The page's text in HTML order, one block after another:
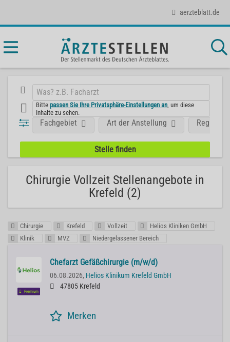
aerzteblatt.de
Bittepassen Sie Ihre Privatsphäre-Einstellungen an , um diese
Inhalte zu sehen.
Fachgebiet Art der Anstellung Region
Chirurgie Vollzeit Stellenangebote in
Krefeld (2)
Chirurgie Krefeld Vollzeit
Helios Kliniken GmbH
Klinik
MVZ Niedergelassener Bereich
Premium
Chefarzt Gefäßchirurgie (m/w/d)
06.08.2026, Helios Klinikum Krefeld GmbH
47805 Krefeld
Merken